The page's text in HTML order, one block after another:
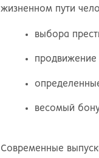
жизненном пути
выбора
продвижение
весомый
Современные